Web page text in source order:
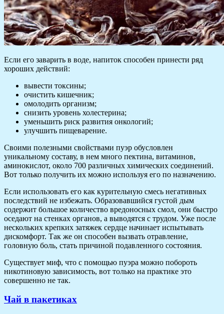
Если его заварить в воде, напиток способен принести ряд
хороших действий:
вывести токсины;
очистить кишечник;
омолодить организм;
снизить уровень холестерина;
уменьшить риск развития онкологий;
улучшить пищеварение.
Своими полезными свойствами пуэр обусловлен
уникальному составу, в нем много пектина, витаминов,
аминокислот, около 700 различных химических соединений.
Вот только получить их можно используя его по назначению.
Если использовать его как курительную смесь негативных
последствий не избежать. Образовавшийся густой дым
содержит большое количество вредоносных смол, они быстро
оседают на стенках органов, а выводятся с трудом. Уже после
нескольких крепких затяжек сердце начинает испытывать
дискомфорт. Так же он способен вызвать отравление,
головную боль, стать причиной подавленного состояния.
Существует миф, что с помощью пуэра можно побороть
никотиновую зависимость, вот только на практике это
совершенно не так.
Чай в пакетиках